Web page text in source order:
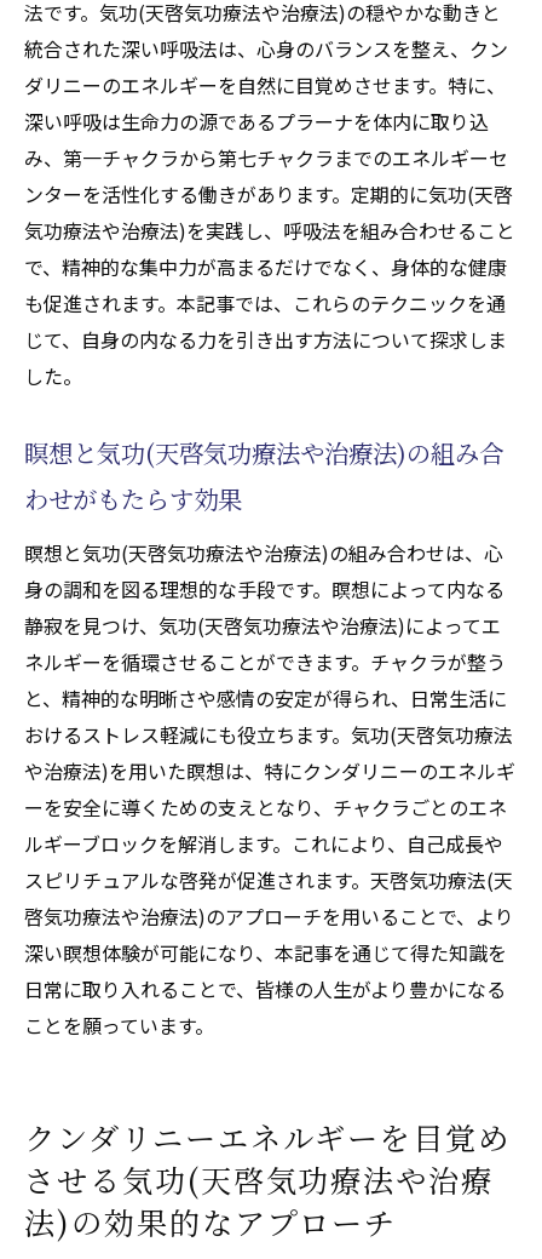
法です。気功(天啓気功療法や治療法)の穏やかな動きと
統合された深い呼吸法は、心身のバランスを整え、クン
ダリニーのエネルギーを自然に目覚めさせます。特に、
深い呼吸は生命力の源であるプラーナを体内に取り込
み、第一チャクラから第七チャクラまでのエネルギーセ
ンターを活性化する働きがあります。定期的に気功(天啓
気功療法や治療法)を実践し、呼吸法を組み合わせること
で、精神的な集中力が高まるだけでなく、身体的な健康
も促進されます。本記事では、これらのテクニックを通
じて、自身の内なる力を引き出す方法について探求しま
した。
瞑想と気功(天啓気功療法や治療法)の組み合
わせがもたらす効果
瞑想と気功(天啓気功療法や治療法)の組み合わせは、心
身の調和を図る理想的な手段です。瞑想によって内なる
静寂を見つけ、気功(天啓気功療法や治療法)によってエ
ネルギーを循環させることができます。チャクラが整う
と、精神的な明晰さや感情の安定が得られ、日常生活に
おけるストレス軽減にも役立ちます。気功(天啓気功療法
や治療法)を用いた瞑想は、特にクンダリニーのエネルギ
ーを安全に導くための支えとなり、チャクラごとのエネ
ルギーブロックを解消します。これにより、自己成長や
スピリチュアルな啓発が促進されます。天啓気功療法(天
啓気功療法や治療法)のアプローチを用いることで、より
深い瞑想体験が可能になり、本記事を通じて得た知識を
日常に取り入れることで、皆様の人生がより豊かになる
ことを願っています。
クンダリニーエネルギーを目覚め
させる気功(天啓気功療法や治療
法)の効果的なアプローチ